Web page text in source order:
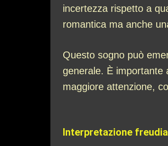
incertezza rispetto a
romantica ma anche
Questo sogno può
generale. È importante
maggiore attenzione,
Interpretazione